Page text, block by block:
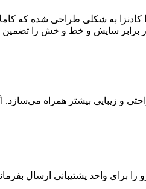
کادنزا به شکلی طراحی شده که
در برابر سایش و خط و خش را
و زیبایی بیشتر همراه می‌سازد.
را برای واحد پشتیبانی ارسال